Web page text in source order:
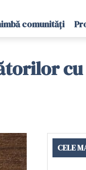
comunități
CELE